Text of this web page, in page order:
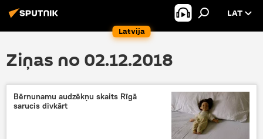
Latvija
LAT
Ziņas no 02.12.2018
Bērnunamu audzēkņu skaits Rīgā
sarucis divkārt